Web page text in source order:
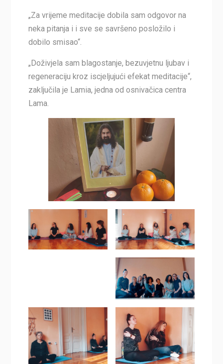
„Za vrijeme meditacije dobila sam odgovor na
neka pitanja i i sve se savršeno posložilo i
dobilo smisao“.
„Doživjela sam blagostanje, bezuvjetnu ljubav i
regeneraciju kroz iscjeljujući efekat meditacije“,
zaključila je Lamia, jedna od osnivačica centra
Lama.